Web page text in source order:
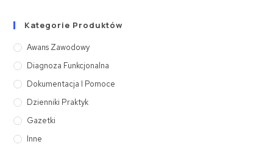
Kategorie Produktów
Awans Zawodowy
Diagnoza Funkcjonalna
Dokumentacja I Pomoce
Dzienniki Praktyk
Gazetki
Inne